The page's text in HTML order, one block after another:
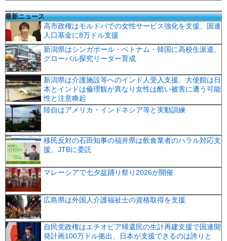
最新ニュース
高市政権はモルドバでの女性サービス強化を支援、国連
人口基金に8万ドル支援
新潟県はシンガポール・ベトナム・韓国に高校生派遣、
グローバル探究リーダー育成
新潟県は介護施設等へのインド人受入支援、大使館は日
本とインドは倫理観が異なり女性は酷い被害に遭う可能
性と注意喚起
陸自はアメリカ・インドネシア等と実動訓練
移民反対の石田知事の福井県は飲食業者のハラル対応支
援、JTBに委託
マレーシアで七夕盆踊り祭り2026が開催
広島県は外国人介護福祉士の資格取得を支援
自民党政権はエチオピア帰還民の生計再建支援で国連開
発計画100万ドル拠出、日本が支援できるのは誇りと